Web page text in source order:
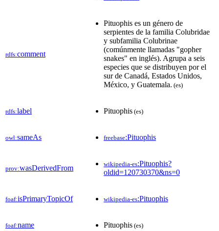
rdfs:comment
Pituophis es un género de
serpientes de la familia Colubridae
y subfamilia Colubrinae
(comúnmente llamadas "gopher
snakes" en inglés).​ Agrupa a seis
especies que se distribuyen por el
sur de Canadá, Estados Unidos,
México, y Guatemala.​ (es)
rdfs:label Pituophis (es)
owl:sameAs freebase:Pituophis
prov:wasDerivedFrom wikipedia-es:Pituophis?
oldid=120730370&ns=0
foaf:isPrimaryTopicOf wikipedia-es:Pituophis
foaf:name Pituophis (es)